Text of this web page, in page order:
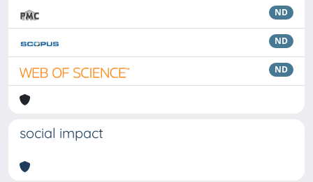
ND
ND
ND
social impact